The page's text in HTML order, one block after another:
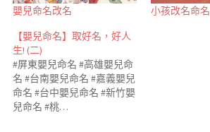
嬰兒命名改名
小孩改名命名
【嬰兒命名】取好名，好人
生! (二)
#屏東嬰兒命名 #高雄嬰兒命
名 #台南嬰兒命名 #嘉義嬰兒
命名 #台中嬰兒命名 #新竹嬰
兒命名 #桃…